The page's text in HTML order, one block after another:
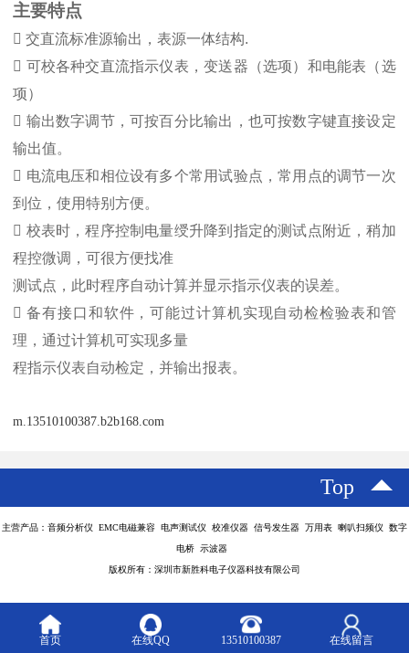
主要特点
交直流标准源输出，表源一体结构.
 可校各种交直流指示仪表，变送器（选项）和电能表（选
项）
 输出数字调节，可按百分比输出，也可按数字键直接设定
输出值。
 电流电压和相位设有多个常用试验点，常用点的调节一次
到位，使用特别方便。
 校表时，程序控制电量绶升降到指定的测试点附近，稍加
程控微调，可很方便找准
测试点，此时程序自动计算并显示指示仪表的误差。
备有接口和软件，可能过计算机实现自动检检验表和管
理，通过计算机可实现多量
程指示仪表自动检定，并输出报表。
m.13510100387.b2b168.com
Top
主营产品：音频分析仪 EMC电磁兼容 电声测试仪 校准仪器 信号发生器 万用表 喇叭扫频仪 数字
电桥 示波器
版权所有：深圳市新胜科电子仪器科技有限公司
首页 在线QQ 13510100387 在线留言